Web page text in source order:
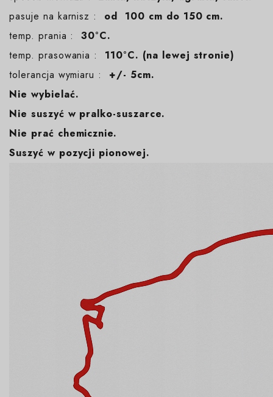
pasuje na karnisz : od 100 cm do 150 cm.
temp. prania :30°C.
temp. prasowania : 110°C. (na lewej stronie)
tolerancja wymiaru :
+/- 5cm.
Nie wybielać.
Nie suszyć w pralko-suszarce.
Nie prać chemicznie.
Suszyć w pozycji pionowej.